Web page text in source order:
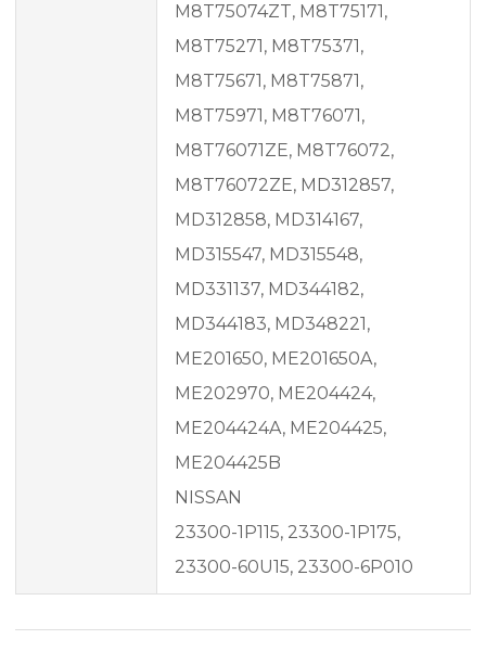
M8T75074ZT, M8T75171,
M8T75271, M8T75371,
M8T75671, M8T75871,
M8T75971, M8T76071,
M8T76071ZE, M8T76072,
M8T76072ZE, MD312857,
MD312858, MD314167,
MD315547, MD315548,
MD331137, MD344182,
MD344183, MD348221,
ME201650, ME201650A,
ME202970, ME204424,
ME204424A, ME204425,
ME204425B
NISSAN
23300-1P115, 23300-1P175,
23300-60U15, 23300-6P010